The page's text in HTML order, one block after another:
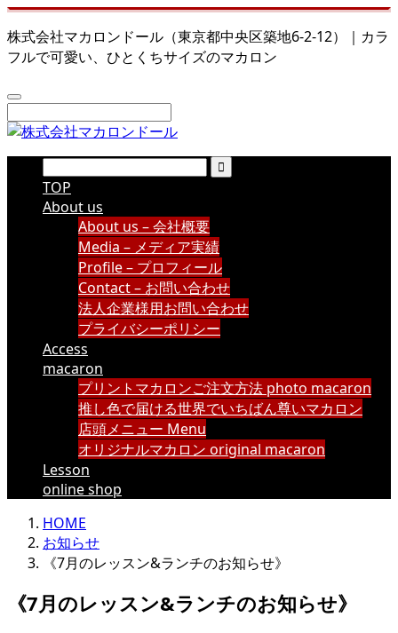
株式会社マカロンドール（東京都中央区築地6-2-12）｜カラ
フルで可愛い、ひとくちサイズのマカロン
TOP
About us
About us – 会社概要
Media – メディア実績
Profile – プロフィール
Contact – お問い合わせ
法人企業様用お問い合わせ
プライバシーポリシー
Access
macaron
プリントマカロンご注文方法 photo macaron
推し色で届ける世界でいちばん尊いマカロン
店頭メニュー Menu
オリジナルマカロン original macaron
Lesson
online shop
HOME
お知らせ
《7月のレッスン&ランチのお知らせ》
《7月のレッスン&ランチのお知らせ》